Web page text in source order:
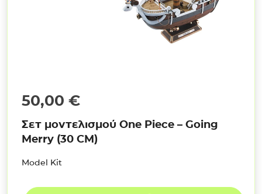
50,00 €
Σετ μοντελισμού One Piece – Going
Merry (30 CM)
Model Kit